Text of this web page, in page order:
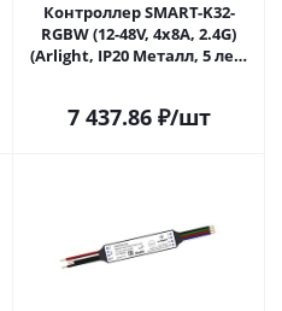
Контроллер SMART-K32-
RGBW (12-48V, 4x8A, 2.4G)
(Arlight, IP20 Металл, 5 лет)
7 437.86₽/шт